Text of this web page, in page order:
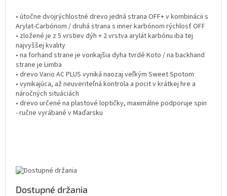
• útočne dvojrýchlostné drevo jedná strana OFF+ v kombinácii s
Arylat-Carbónom / druhá strana s inner karbónom rýchlosť OFF
• zložené je z 5 vrstiev dýh + 2 vrstva arylát karbónu iba tej
najvyššej kvality
• na forhand strane je vonkajšia dyha tvrdé Koto / na backhand
strane je Limba
• drevo Vario AC PLUS vyniká naozaj veľkým Sweet Spotom
• vynikajúca, až neuveriteľná kontrola a pocit v krátkej hre a
náročných situáciách
• drevo určené na plastové loptičky, maximálne podporuje spin
- ručne vyrábané v Maďarsku
Dostupné držania